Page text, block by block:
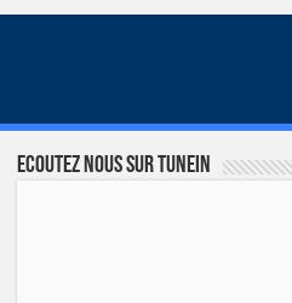
Ecoutez nous sur TuneIn